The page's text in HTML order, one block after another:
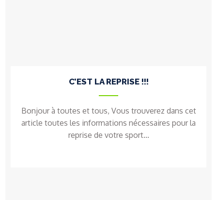
C’EST LA REPRISE !!!
Bonjour à toutes et tous, Vous trouverez dans cet
article toutes les informations nécessaires pour la
reprise de votre sport...